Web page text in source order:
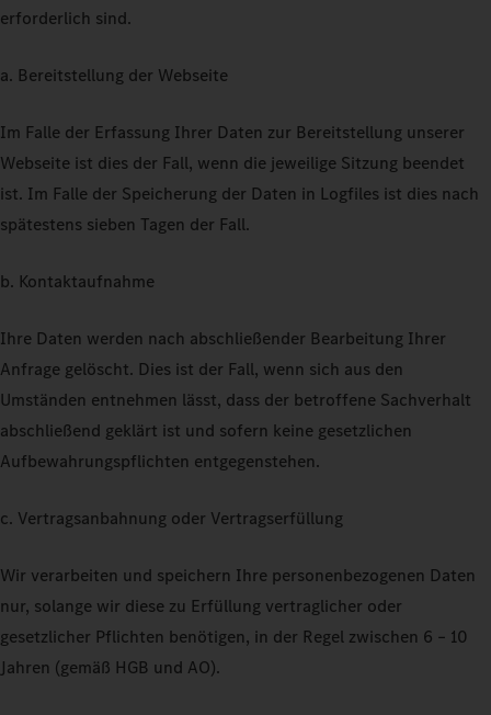
erforderlich sind.
a. Bereitstellung der Webseite
Im Falle der Erfassung Ihrer Daten zur Bereitstellung unserer
Webseite ist dies der Fall, wenn die jeweilige Sitzung beendet
ist. Im Falle der Speicherung der Daten in Logfiles ist dies nach
spätestens sieben Tagen der Fall.
b. Kontaktaufnahme
Ihre Daten werden nach abschließender Bearbeitung Ihrer
Anfrage gelöscht. Dies ist der Fall, wenn sich aus den
Umständen entnehmen lässt, dass der betroffene Sachverhalt
abschließend geklärt ist und sofern keine gesetzlichen
Aufbewahrungspflichten entgegenstehen.
c. Vertragsanbahnung oder Vertragserfüllung
Wir verarbeiten und speichern Ihre personenbezogenen Daten
nur, solange wir diese zu Erfüllung vertraglicher oder
gesetzlicher Pflichten benötigen, in der Regel zwischen 6 – 10
Jahren (gemäß HGB und AO).